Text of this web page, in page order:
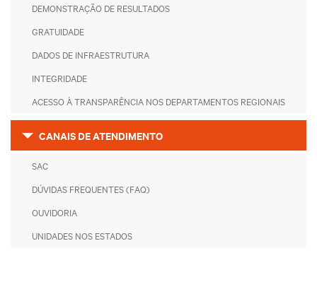
DEMONSTRAÇÃO DE RESULTADOS
GRATUIDADE
DADOS DE INFRAESTRUTURA
INTEGRIDADE
ACESSO À TRANSPARÊNCIA NOS DEPARTAMENTOS REGIONAIS
CANAIS DE ATENDIMENTO
SAC
DÚVIDAS FREQUENTES (FAQ)
OUVIDORIA
UNIDADES NOS ESTADOS